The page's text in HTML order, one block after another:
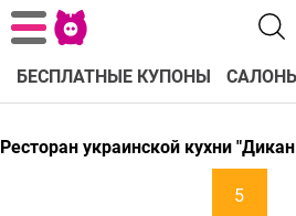
БЕСПЛАТНЫЕ КУПОНЫ
Ресторан украинской кухни
5